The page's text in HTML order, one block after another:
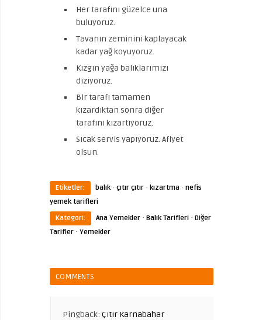
Her tarafını güzelce una
buluyoruz.
Tavanın zeminini kaplayacak
kadar yağ koyuyoruz.
Kızgın yağa balıklarımızı
diziyoruz.
Bir tarafı tamamen
kızardıktan sonra diğer
tarafını kızartıyoruz.
Sıcak servis yapıyoruz. Afiyet
olsun.
Etiketler: balık· çıtır çıtır · kızartma · nefis
yemek tarifleri
Kategori:
Ana Yemekler · Balık Tarifleri · Diğer
Tarifler · Yemekler
COMMENTS
Pingback: Çıtır Karnabahar